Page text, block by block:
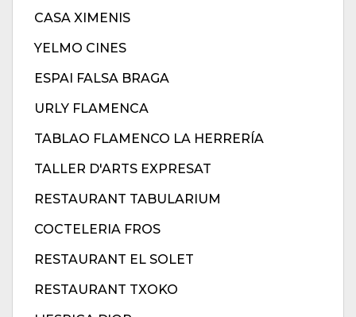
CASA XIMENIS
YELMO CINES
ESPAI FALSA BRAGA
URLY FLAMENCA
TABLAO FLAMENCO LA HERRERÍA
TALLER D'ARTS EXPRESAT
RESTAURANT TABULARIUM
COCTELERIA FROS
RESTAURANT EL SOLET
RESTAURANT TXOKO